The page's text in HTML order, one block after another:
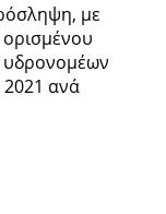
με
ορισμένου
υδρονομέων
2021 ανά